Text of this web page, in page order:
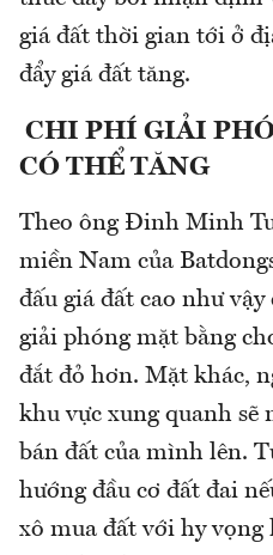
giá đất thời gian tới ở
đẩy giá đất tăng.
CHI PHÍ GIẢI
CÓ THỂ TĂNG
Theo ông Đinh Minh
miền Nam của
đấu giá đất cao như
giải phóng mặt bằng
đắt đỏ hơn. Mặt khác,
khu vực xung quanh sẽ
bán đất của mình lên.
hướng đầu cơ đất đai
xô mua đất với hy